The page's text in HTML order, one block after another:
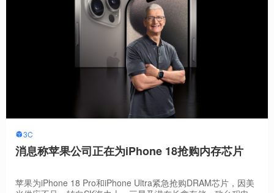
3C
消息称苹果公司正在为iPhone 18抢购内存芯片
苹果为iPhone 18 Pro和iPhone Ultra紧急抢购DRAM芯片，因美